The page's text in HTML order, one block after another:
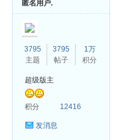
匿名用户.
3795
主题
3795
帖子
1万
积分
超级版主
积分 12416
发消息